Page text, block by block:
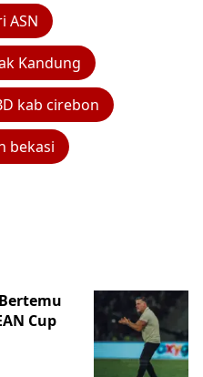
ASN
Kandung
kab cirebon
bekasi
Cup